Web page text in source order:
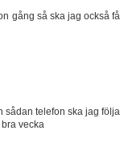
gång så ska jag också få
sådan telefon ska jag följa
vecka